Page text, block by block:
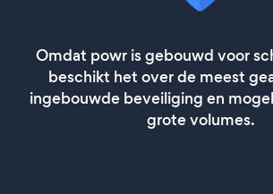
Omdat powr is gebouwd voor
beschikt het over de meest
ingebouwde beveiliging en
grote volumes.